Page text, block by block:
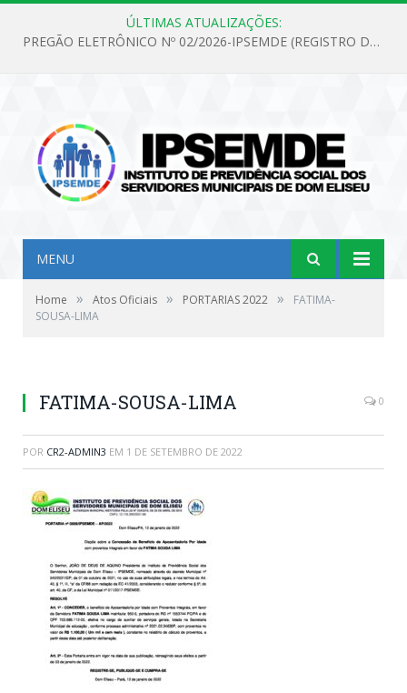
ÚLTIMAS ATUALIZAÇÕES:
PREGÃO ELETRÔNICO Nº 02/2026-IPSEMDE (REGISTRO DE PREÇOS PARA FUTURA E EVENTUAL AQUISIÇÃO DE MATERIAL DE LIMPEZA E GÊNEROS ALIMENTÍCIOS PARA ATENDER AS NECESSIDADES DO INSTITUTO DE PREVIDÊNCIA SOCIAL DOS SERVIDORES MUNICIPAIS DE DOM ELISEU.)
MENU
Home » Atos Oficiais » PORTARIAS 2022 »
FATIMA-
SOUSA-LIMA
FATIMA-SOUSA-LIMA 0
POR CR2-ADMIN3 EM 1 DE SETEMBRO DE 2022